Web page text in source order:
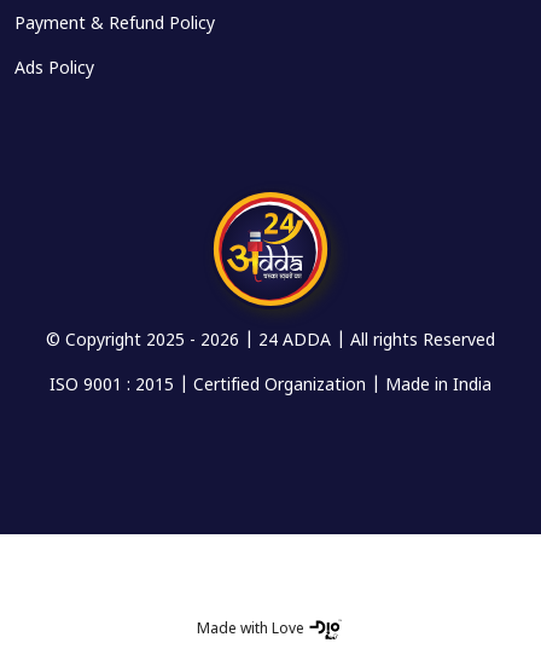
Payment & Refund Policy
Ads Policy
© Copyright 2025 - 2026 | 24 ADDA | All rights Reserved
ISO 9001 : 2015 | Certified Organization | Made in India
Made with Love